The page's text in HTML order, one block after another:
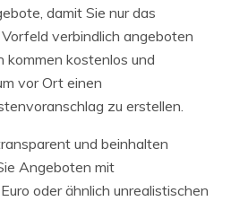
damit Sie nur das
verbindlich angeboten
kommen kostenlos und
vor Ort einen
zu erstellen.
und beinhalten
Angeboten mit
oder ähnlich unrealistischen